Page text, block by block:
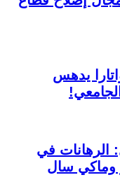
يدهس
الرهانات في
وماكي سال